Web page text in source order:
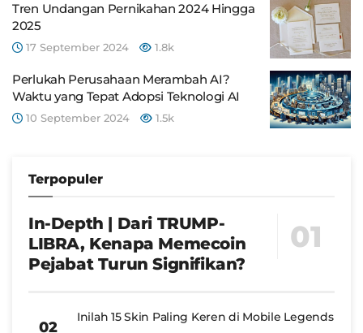
Tren Undangan Pernikahan 2024 Hingga
2025
17 September 2024 1.8k
Perlukah Perusahaan Merambah AI?
Waktu yang Tepat Adopsi Teknologi AI
10 September 2024 1.5k
Terpopuler
In-Depth | Dari TRUMP-
LIBRA, Kenapa Memecoin
Pejabat Turun Signifikan?
Inilah 15 Skin Paling Keren di Mobile Legends